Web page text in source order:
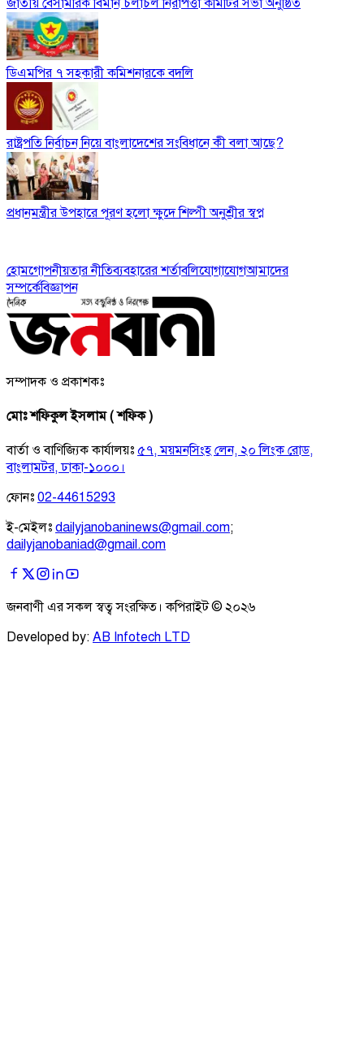
ডিএমপির ৭ সহকারী কমিশনারকে বদলি
রাষ্ট্রপতি নির্বাচন নিয়ে বাংলাদেশের সংবিধানে কী বলা আছে?
প্রধানমন্ত্রীর উপহারে পূরণ হলো ক্ষুদে শিল্পী অনুশ্রীর স্বপ্ন
হোমগোপনীয়তার নীতিব্যবহারের শর্তাবলিযোগাযোগআমাদের
সম্পর্কেবিজ্ঞাপন
সম্পাদক ও প্রকাশকঃ
মোঃ শফিকুল ইসলাম ( শফিক )
বার্তা ও বাণিজ্যিক কার্যালয়ঃ ৫৭, ময়মনসিংহ লেন, ২০ লিংক রোড,
বাংলামটর, ঢাকা-১০০০।
ফোনঃ 02-44615293
ই-মেইলঃ dailyjanobaninews@gmail.com;
dailyjanobaniad@gmail.com
জনবাণী এর সকল স্বত্ব সংরক্ষিত। কপিরাইট © ২০২৬
Developed by: AB Infotech LTD